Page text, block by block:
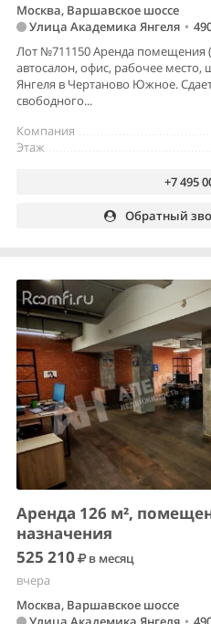
Москва, Варшавское шоссе
Улица Академика Янгеля •
Лот №711150 Аренда помещения
автосалон, офис, рабочее
Янгеля в Чертаново Южное.
свободного...
Компания
Этаж
+7 495
Обратный
Аренда 126 м²,
назначения
525 210
в месяц
вчера
Москва, Варшавское шоссе